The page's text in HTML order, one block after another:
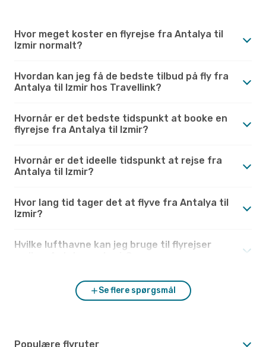
Hvor meget koster en flyrejse fra Antalya til
Izmir normalt?
Hvordan kan jeg få de bedste tilbud på fly fra
Antalya til Izmir hos Travellink?
Hvornår er det bedste tidspunkt at booke en
flyrejse fra Antalya til Izmir?
Hvornår er det ideelle tidspunkt at rejse fra
Antalya til Izmir?
Hvor lang tid tager det at flyve fra Antalya til
Izmir?
Hvilke lufthavne kan jeg bruge til flyrejser
Se flere spørgsmål
Populære flyruter